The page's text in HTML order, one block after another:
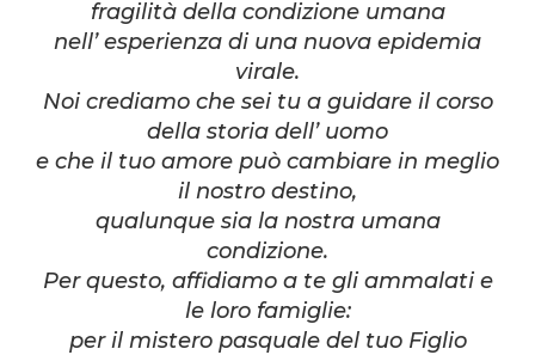
fragilità della condizione umana
nell’ esperienza di una nuova epidemia
virale.
Noi crediamo che sei tu a guidare il corso
della storia dell’ uomo
e che il tuo amore può cambiare in meglio
il nostro destino,
qualunque sia la nostra umana
condizione.
Per questo, affidiamo a te gli ammalati e
le loro famiglie:
per il mistero pasquale del tuo Figlio